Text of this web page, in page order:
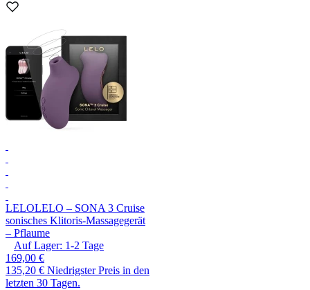
LELOLELO – SONA 3 Cruise
sonisches Klitoris-Massagegerät
– Pflaume
Auf Lager: 1-2 Tage
169,00 €
135,20 € Niedrigster Preis in den
letzten 30 Tagen.